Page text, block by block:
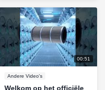
stofopvangfiltercartridge
00:51
Andere Video's
Welkom op het officiële